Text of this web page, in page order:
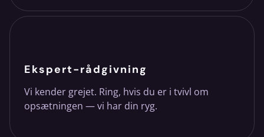
Ekspert-rådgivning
Vi kender grejet. Ring, hvis du er i tvivl om
opsætningen — vi har din ryg.